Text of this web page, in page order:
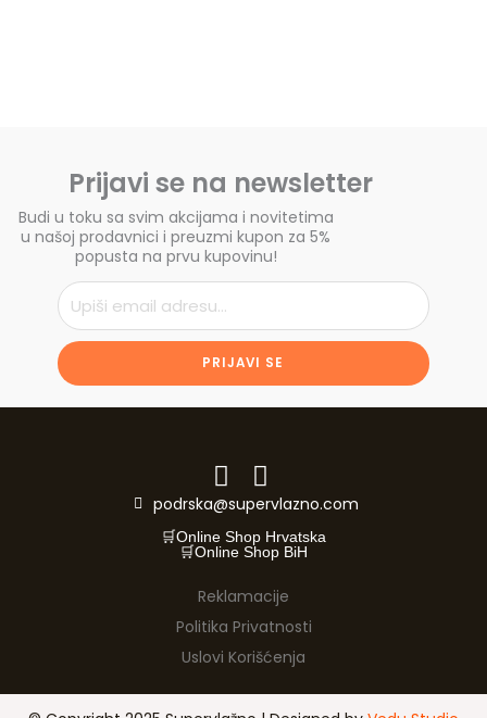
Prijavi se na newsletter
Budi u toku sa svim akcijama i novitetima
u našoj prodavnici i preuzmi kupon za 5%
popusta na prvu kupovinu!
Email
PRIJAVI SE
podrska@supervlazno.com
🛒Online Shop Hrvatska
🛒Online Shop BiH
Reklamacije
Politika Privatnosti
Uslovi Korišćenja